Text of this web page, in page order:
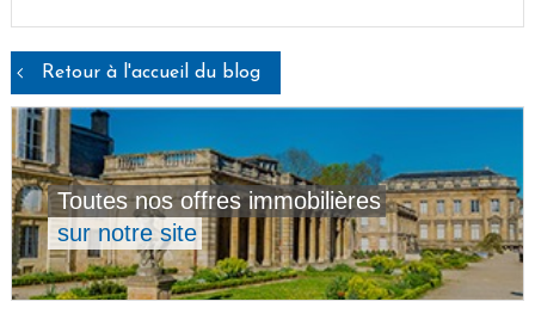
Retour à l'accueil du blog
Toutes nos offres immobilières
sur notre site